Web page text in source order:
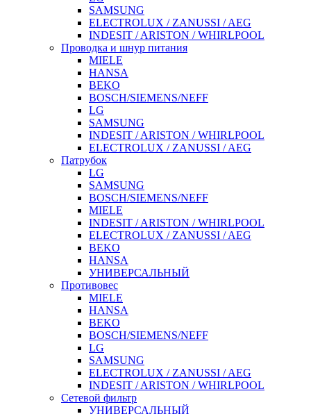
SAMSUNG
ELECTROLUX / ZANUSSI / AEG
INDESIT / ARISTON / WHIRLPOOL
Проводка и шнур питания
MIELE
HANSA
BEKO
BOSCH/SIEMENS/NEFF
LG
SAMSUNG
INDESIT / ARISTON / WHIRLPOOL
ELECTROLUX / ZANUSSI / AEG
Патрубок
LG
SAMSUNG
BOSCH/SIEMENS/NEFF
MIELE
INDESIT / ARISTON / WHIRLPOOL
ELECTROLUX / ZANUSSI / AEG
BEKO
HANSA
УНИВЕРСАЛЬНЫЙ
Противовес
MIELE
HANSA
BEKO
BOSCH/SIEMENS/NEFF
LG
SAMSUNG
ELECTROLUX / ZANUSSI / AEG
INDESIT / ARISTON / WHIRLPOOL
Сетевой фильтр
УНИВЕРСАЛЬНЫЙ